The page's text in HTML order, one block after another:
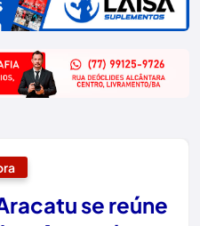
se reúne